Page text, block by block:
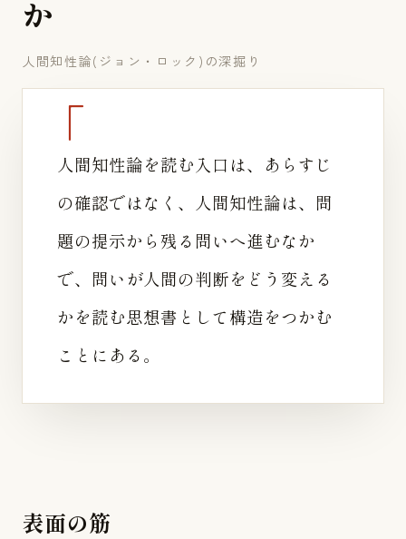
か
人間知性論(ジョン・ロック)の深掘り
人間知性論を読む入口は、あらすじ
の確認ではなく、人間知性論は、問
題の提示から残る問いへ進むなか
で、問いが人間の判断をどう変える
かを読む思想書として構造をつかむ
ことにある。
表面の筋